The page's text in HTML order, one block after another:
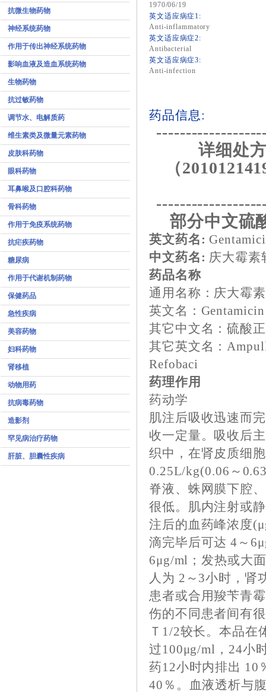
抗微生物药物
神经系统药物
作用于传出神经系统药物
影响血液及造血系统药物
生物药物
抗过敏药物
调节水、电解质药
维生素类及微量元素药物
皮肤科药物
眼科药物
耳鼻喉及口腔科药物
骨科药物
作用于免疫系统药物
抗疟疾药物
糖尿病
作用于代谢机制药物
保健药品
急性疾病
美容药物
妇科药物
肾移植
动物用药
抗病毒药物
造影剂
罕见病治疗药物
肝脏、胆囊性疾病
1970/06/19
英文适应病症1:
Anti-inflammatory
英文适应病症2:
Antibacterial
英文适应病症3:
Anti-infection
药品信息:
详细处
（
部分中文硫
英文药名:
中文药名: 庆大霉素
药品名称
通用名称：庆大霉素
英文名：Gentamicin
其它中文名：硫酸
其它英文名：
Refobaci
药理作用
药动学
肌注后吸收迅速而
收一定量。吸收后
织中，在肾皮质细
0.25L/kg(0.06～
脊液、蛛网膜下腔
很低。肌内注射或
注后的血药峰浓度
滴完毕后可达 4～
6μg/ml；发热或大
人为 2～3小时，肾
患者或合用羧苄青
伤的不同患者间有
Ｔ1/2较长。本品在
过100μg/ml，24小
药12小时内排出 10
40％。血液透析与